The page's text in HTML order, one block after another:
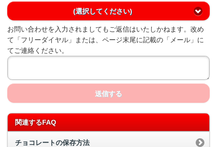
(選択してください)
お問い合わせを入力されましてもご返信はいたしかねます。改め
て「フリーダイヤル」または、ページ末尾に記載の「メール」に
てご連絡ください。
送信する
関連するFAQ
チョコレートの保存方法